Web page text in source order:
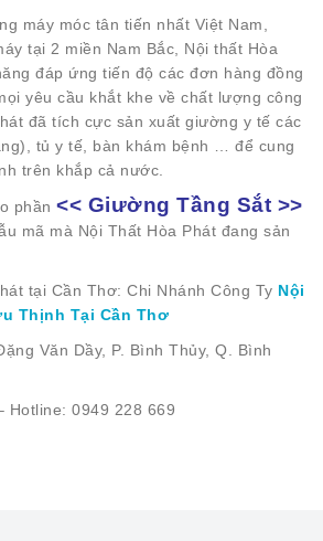
máy móc tân tiến nhất Việt Nam,
tại 2 miền Nam Bắc, Nội thất Hòa
đáp ứng tiến độ các đơn hàng đồng
yêu cầu khắt khe về chất lượng công
đã tích cực sản xuất giường y tế các
tủ y tế, bàn khám bệnh … để cung
trên khắp cả nước.
phần << Giường Tầng Sắt >>
mã mà Nội Thất Hòa Phát đang sản
tại Cần Thơ: Chi Nhánh Công Ty Nội
Thịnh Tại Cần Thơ
Văn Dầy, P. Bình Thủy, Q. Bình
Hotline: 0949 228 669